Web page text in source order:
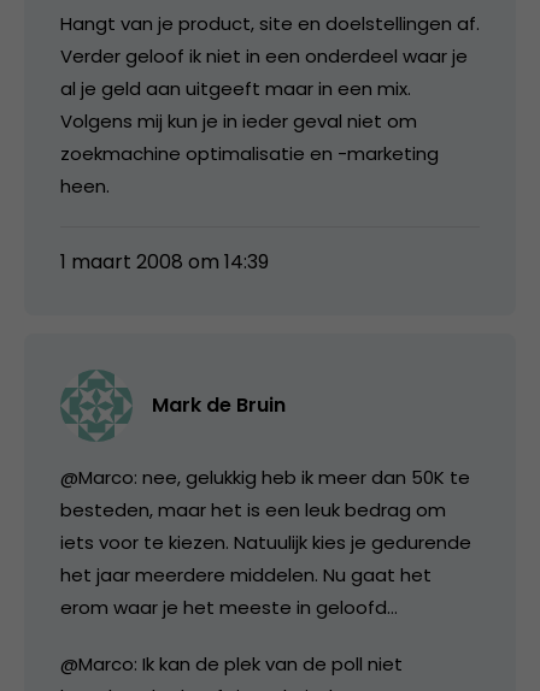
Hangt van je product, site en doelstellingen af.
Verder geloof ik niet in een onderdeel waar je
al je geld aan uitgeeft maar in een mix.
Volgens mij kun je in ieder geval niet om
zoekmachine optimalisatie en -marketing
heen.
1 maart 2008 om 14:39
Mark de Bruin
@Marco: nee, gelukkig heb ik meer dan 50K te
besteden, maar het is een leuk bedrag om
iets voor te kiezen. Natuulijk kies je gedurende
het jaar meerdere middelen. Nu gaat het
erom waar je het meeste in geloofd…
@Marco: Ik kan de plek van de poll niet